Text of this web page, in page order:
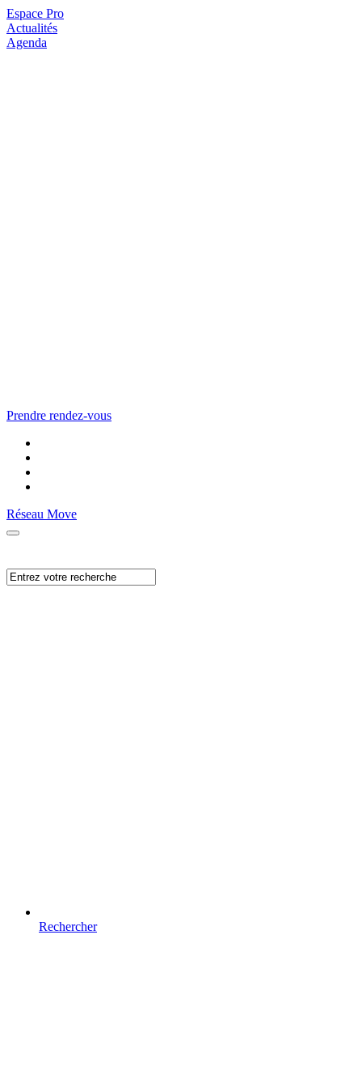
Espace Pro
Actualités
Agenda
Prendre rendez-vous
Réseau Move
Rechercher